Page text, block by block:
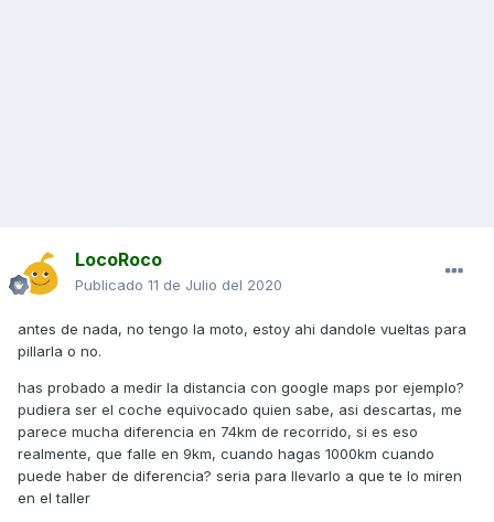
LocoRoco
Publicado 11 de Julio del 2020
antes de nada, no tengo la moto, estoy ahi dandole vueltas para
pillarla o no.
has probado a medir la distancia con google maps por ejemplo?
pudiera ser el coche equivocado quien sabe, asi descartas, me
parece mucha diferencia en 74km de recorrido, si es eso
realmente, que falle en 9km, cuando hagas 1000km cuando
puede haber de diferencia? seria para llevarlo a que te lo miren
en el taller